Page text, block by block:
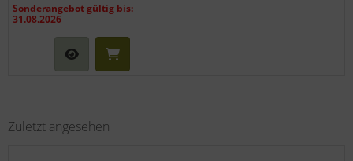
Sonderangebot gültig bis:
31.08.2026
Zuletzt angesehen